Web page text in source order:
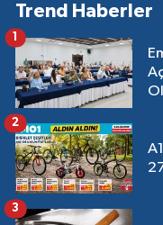
Trend Haberler
1
2
3